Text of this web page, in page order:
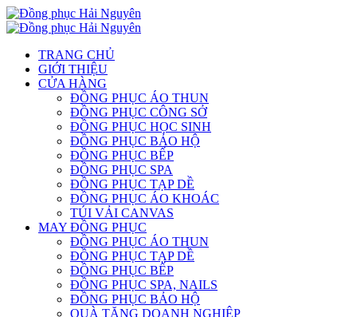
TRANG CHỦ
GIỚI THIỆU
CỬA HÀNG
ĐỒNG PHỤC ÁO THUN
ĐỒNG PHỤC CÔNG SỞ
ĐỒNG PHỤC HỌC SINH
ĐỒNG PHỤC BẢO HỘ
ĐỒNG PHỤC BẾP
ĐỒNG PHỤC SPA
ĐỒNG PHỤC TẠP DỀ
ĐỒNG PHỤC ÁO KHOÁC
TÚI VẢI CANVAS
MAY ĐỒNG PHỤC
ĐỒNG PHỤC ÁO THUN
ĐỒNG PHỤC TẠP DỀ
ĐỒNG PHỤC BẾP
ĐỒNG PHỤC SPA, NAILS
ĐỒNG PHỤC BẢO HỘ
QUÀ TẶNG DOANH NGHIỆP